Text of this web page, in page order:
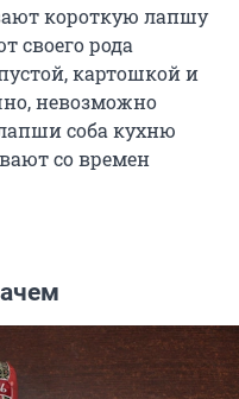
короткую лапшу
своего рода
картошкой и
невозможно
соба кухню
со времен